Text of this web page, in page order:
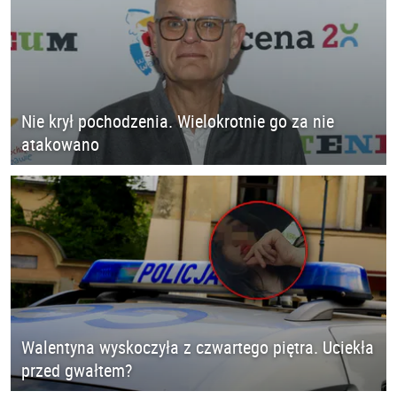
Nie krył pochodzenia. Wielokrotnie go za nie
atakowano
Walentyna wyskoczyła z czwartego piętra. Uciekła
przed gwałtem?